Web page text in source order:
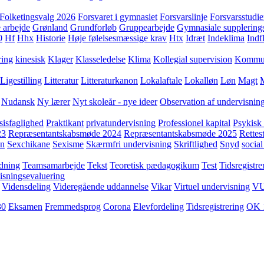
Folketingsvalg 2026 Forsvaret i gymnasiet Forsvarslinje
Grønland Grundforløb Gruppearbejde Gymnasiale
Hf Hhx Historie Høje følelsesmæssige krav Htx Idræt Indeklima
kinesisk Klager Klasseledelse Klima Kollegial supervision
Ligestilling Litteratur Litteraturkanon Lokalaftale Lokalløn Løn Magt
Nudansk Ny lærer Nyt skoleår - nye ideer Observation af
Praktikant privatundervisning Professionel kapital Psykisk
Repræsentantskabsmøde 2024 Repræsentantskabsmøde 2025
Sexchikane Sexisme Skærmfri undervisning Skriftlighed Snyd
Teamsamarbejde Tekst Teoretisk pædagogikum Test
Vidensdeling Videregående uddannelse Vikar Virtuel undervisning
Eksamen Fremmedsprog Corona Elevfordeling Tidsregistrering OK